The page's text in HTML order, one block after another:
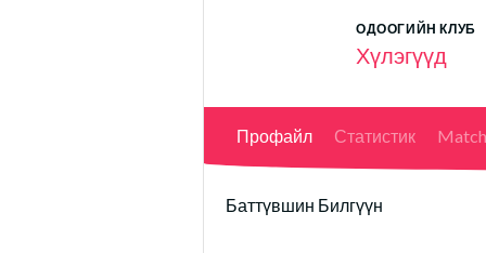
ОДООГИЙН КЛУБ
Хүлэгүүд
Профайл Статистик
Баттүвшин Билгүүн